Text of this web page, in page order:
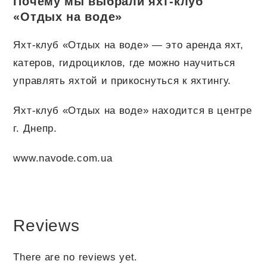
«Отдых на воде»
Яхт-клуб «Отдых на воде» — это аренда яхт,
катеров, гидроциклов, где можно научиться
управлять яхтой и прикоснуться к яхтингу.
Яхт-клуб «Отдых на воде» находится в центре
г. Днепр.
www.navode.com.ua
Reviews
There are no reviews yet.